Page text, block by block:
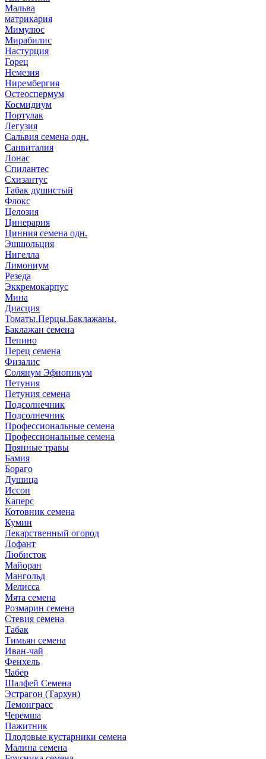
Мальва
матрикария
Мимулюс
Мирабилис
Настурция
Горец
Немезия
Нирембергия
Остеоспермум
Космидиум
Портулак
Легузия
Сальвия семена одн.
Санвиталия
Лонас
Спилантес
Схизантус
Табак душистый
Флокс
Целозия
Цинерария
Цинния семена одн.
Эшшольция
Нигелла
Лимониум
Резеда
Эккремокарпус
Мина
Диасция
Томаты.Перцы.Баклажаны.
Баклажан семена
Пепино
Перец семена
Физалис
Солянум Эфиопикум
Петуния
Петуния семена
Подсолнечник
Подсолнечник
Профессиональные семена
Профессиональные семена
Прянные травы
Бамия
Бораго
Душица
Иссоп
Каперс
Котовник семена
Кумин
Лекарственный огород
Лофант
Любисток
Майоран
Мангольд
Мелисса
Мята семена
Розмарин семена
Стевия семена
Табак
Тимьян семена
Иван-чай
Фенхель
Чабер
Шалфей Семена
Эстрагон (Тархун)
Лемонграсс
Черемша
Пажитник
Плодовые кустарники семена
Малина семена